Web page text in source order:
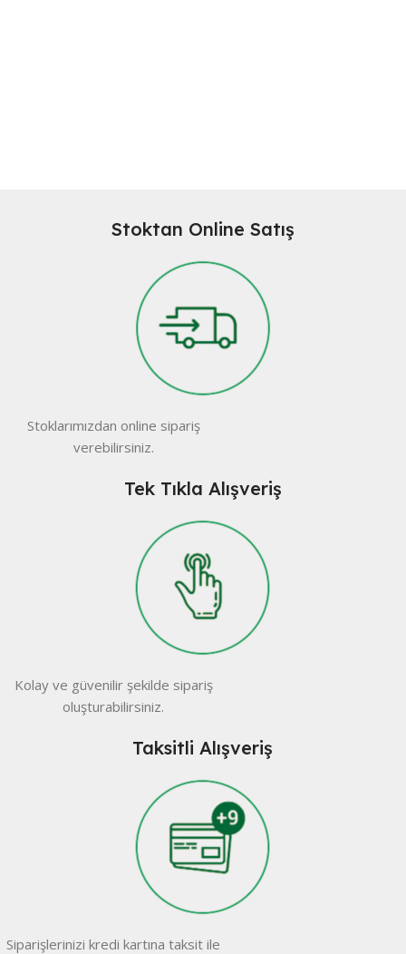
Stoktan Online Satış
Stoklarımızdan online sipariş
verebilirsiniz.
Tek Tıkla Alışveriş
Kolay ve güvenilir şekilde sipariş
oluşturabilirsiniz.
Taksitli Alışveriş
Siparişlerinizi kredi kartına taksit ile